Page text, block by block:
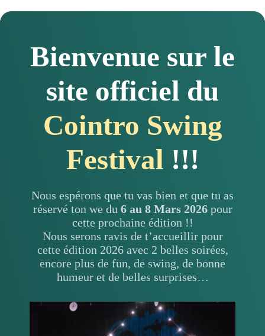
Bienvenue sur le
site officiel du
Cointro Swing
Festival !!!
Nous espérons que tu vas bien et que tu as
réservé ton we du 6 au 8 Mars 2026 pour
cette prochaine édition !!
Nous serons ravis de t’accueillir pour
cette édition 2026 avec 2 belles soirées,
encore plus de fun, de swing, de bonne
humeur et de belles surprises…